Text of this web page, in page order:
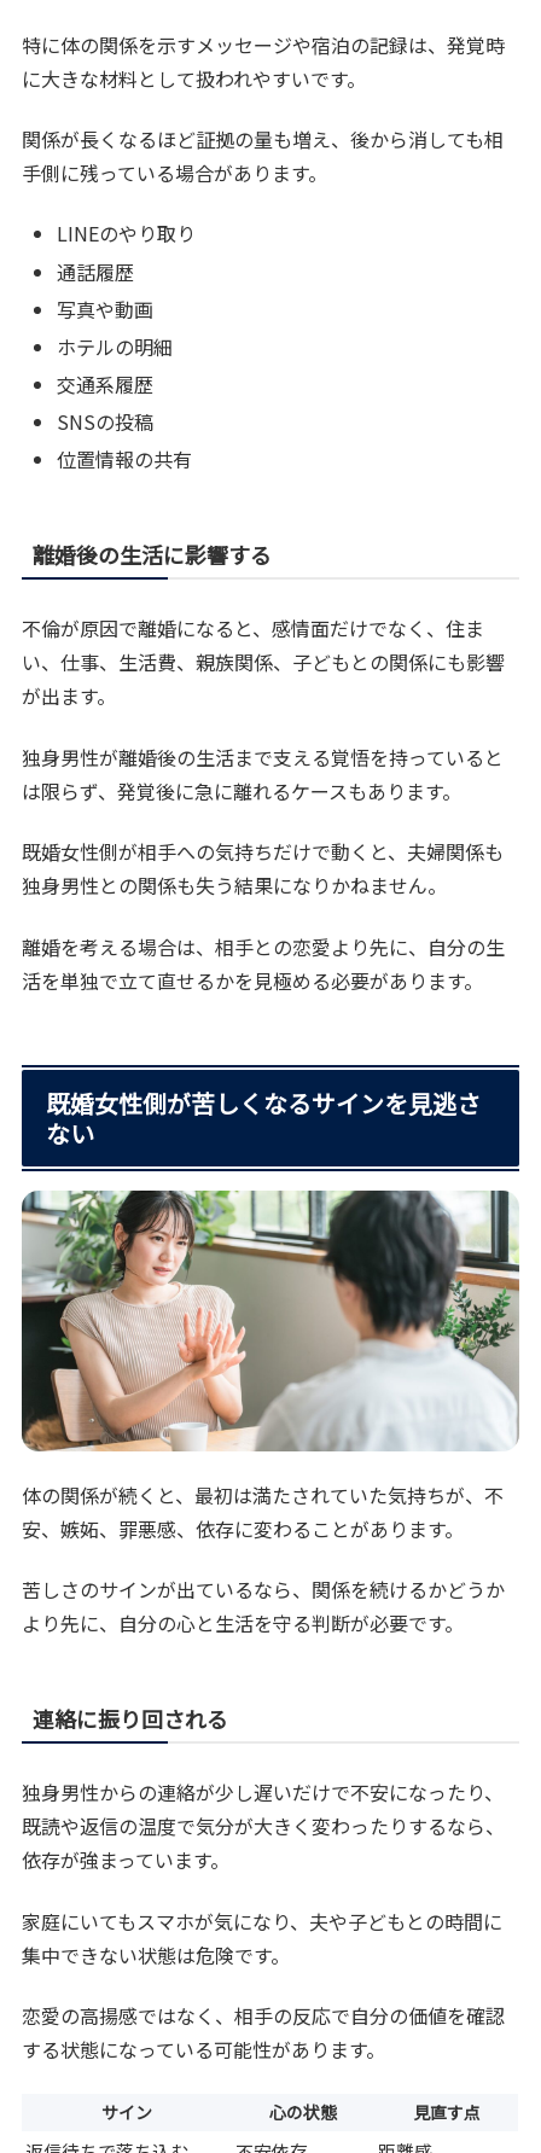
特に体の関係を示すメッセージや宿泊の記録は、発覚時
に大きな材料として扱われやすいです。
関係が長くなるほど証拠の量も増え、後から消しても相
手側に残っている場合があります。
LINEのやり取り
通話履歴
写真や動画
ホテルの明細
交通系履歴
SNSの投稿
位置情報の共有
離婚後の生活に影響する
不倫が原因で離婚になると、感情面だけでなく、住ま
い、仕事、生活費、親族関係、子どもとの関係にも影響
が出ます。
独身男性が離婚後の生活まで支える覚悟を持っていると
は限らず、発覚後に急に離れるケースもあります。
既婚女性側が相手への気持ちだけで動くと、夫婦関係も
独身男性との関係も失う結果になりかねません。
離婚を考える場合は、相手との恋愛より先に、自分の生
活を単独で立て直せるかを見極める必要があります。
既婚女性側が苦しくなるサインを見逃さ
ない
体の関係が続くと、最初は満たされていた気持ちが、不
安、嫉妬、罪悪感、依存に変わることがあります。
苦しさのサインが出ているなら、関係を続けるかどうか
より先に、自分の心と生活を守る判断が必要です。
連絡に振り回される
独身男性からの連絡が少し遅いだけで不安になったり、
既読や返信の温度で気分が大きく変わったりするなら、
依存が強まっています。
家庭にいてもスマホが気になり、夫や子どもとの時間に
集中できない状態は危険です。
恋愛の高揚感ではなく、相手の反応で自分の価値を確認
する状態になっている可能性があります。
サイン 心の状態 見直す点